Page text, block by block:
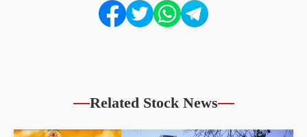
Related Stock News